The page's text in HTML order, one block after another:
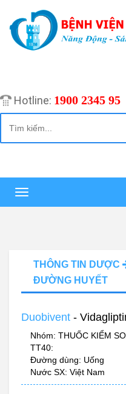
Hotline: 1900 2345 95
Toggle
navigation
THÔNG TIN DƯỢC
ĐƯỜNG HUYẾT
Duobivent -
Nhóm: THUỐC KIỂM
TT40:
Đường dùng: Uống
Nước SX: Việt Nam